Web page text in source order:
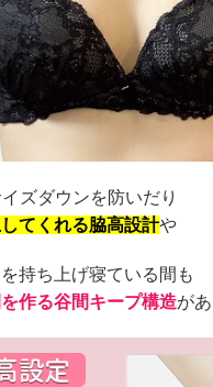
ズダウンを防いだり
てくれる脇高設計や
持ち上げ寝ている間も
作る谷間キープ構造が